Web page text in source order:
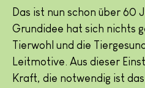
Das ist nun schon über 60
Grundidee hat sich nichts
Tierwohl und die
Leitmotive. Aus dieser
Kraft, die notwendig ist